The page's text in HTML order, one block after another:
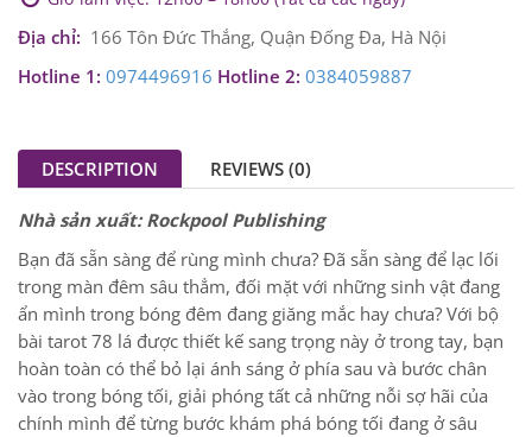
Địa chỉ: 166 Tôn Đức Thắng, Quận Đống Đa, Hà Nội
Hotline 1: 0974496916 Hotline 2: 0384059887
DESCRIPTION REVIEWS (0)
Nhà sản xuất: Rockpool Publishing
Bạn đã sẵn sàng để rùng mình chưa? Đã sẵn sàng để lạc lối
trong màn đêm sâu thẳm, đối mặt với những sinh vật đang
ẩn mình trong bóng đêm đang giăng mắc hay chưa? Với bộ
bài tarot 78 lá được thiết kế sang trọng này ở trong tay, bạn
hoàn toàn có thể bỏ lại ánh sáng ở phía sau và bước chân
vào trong bóng tối, giải phóng tất cả những nỗi sợ hãi của
chính mình để từng bước khám phá bóng tối đang ở sâu